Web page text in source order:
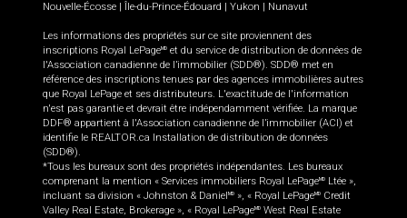
Nouvelle-Écosse
Île-du-Prince-Édouard Yukon Nunavut
Les informations des propriétés sur ce site proviennent des
inscriptions Royal LePageMD et du service de distribution de données de
l'Association canadienne de l’immobilier (SDD®). SDD® met en
référence des inscriptions tenues par des agences immobilières autres
que Royal LePage et ses distributeurs. L'exactitude de l'information
n'est pas garantie et devrait être indépendamment vérifiée. La marque
DDF® appartient à l'Association canadienne de l’immobilier (ACI) et
identifie le REALTOR.ca Installation de distribution de données
(SDD®).
*Tous les bureaux sont des propriétés indépendantes. Les bureaux
comprenant la mention « Services immobiliers Royal LePageMD
Ltée »,
incluant sa division « Johnston & Daniel MD », « Royal LePageMD
Credit
Valley Real Estate, Brokerage », « Royal LePageMD West Real Estate